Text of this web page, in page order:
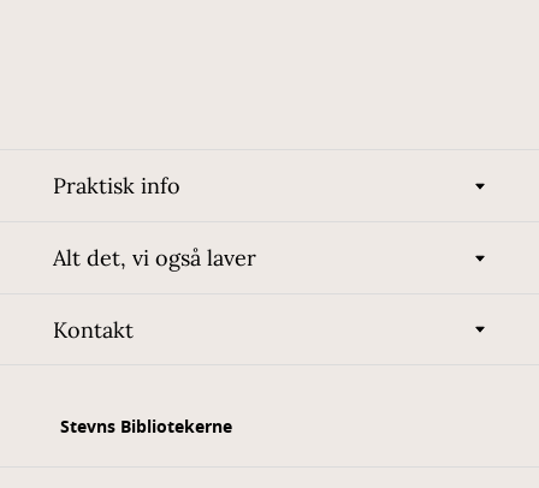
Praktisk info
Alt det, vi også laver
Kontakt
Stevns Bibliotekerne